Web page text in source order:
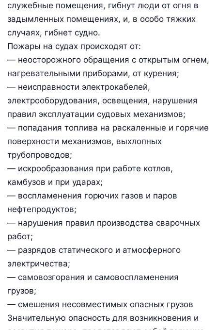
служебные помещения, гибнут люди от огня в
задымленных помещениях, и, в особо тяжких
случаях, гибнет судно.
Пожары на судах происходят от:
— неосторожного обращения с открытым огнем,
нагревательными приборами, от курения;
— неисправности электрокабелей,
электрооборудования, освещения, нарушения
правил эксплуатации судовых механизмов;
— попадания топлива на раскаленные и горячие
поверхности механизмов, выхлопных
трубопроводов;
— искрообразования при работе котлов,
камбузов и при ударах;
— воспламенения горючих газов и паров
нефтепродуктов;
— нарушения правил производства сварочных
работ;
— разрядов статического и атмосферного
электричества;
— самовозгорания и самовоспламенения
грузов;
— смешения несовместимых опасных грузов
Значительную опасность для возникновения и